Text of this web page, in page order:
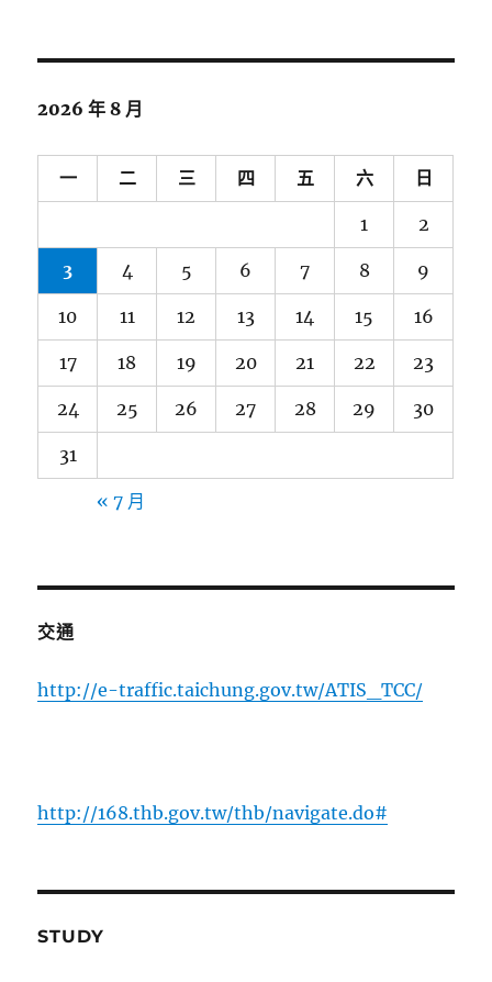
2026 年 8 月
一 二 三 四 五 六 日
1 2
3 4 5 6 7 8 9
10 11 12 13 14 15 16
17 18 19 20 21 22 23
24 25 26 27 28 29 30
31
« 7 月
交通
http://e-traffic.taichung.gov.tw/ATIS_TCC/
http://168.thb.gov.tw/thb/navigate.do#
STUDY